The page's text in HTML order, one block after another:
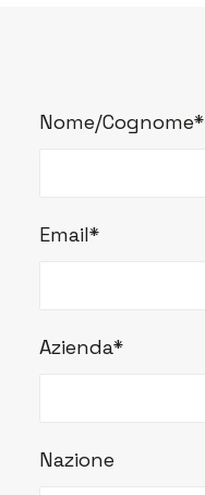
Nome/Cognome*
Email*
Azienda*
Nazione